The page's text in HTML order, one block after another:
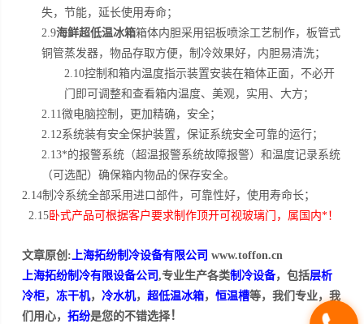
失，节能，延长使用寿命；
2.9海鲜超低温冰箱箱体内胆采用铝板喷涂工艺制作，板管式
铜管蒸发器，物品存取方便，制冷效果好，内胆易清洗；
2.10控制和箱内温度指示装置安装在箱体正面，不必开
门即可调整和查看箱内温度、美观，实用、大方；
2.11微电脑控制，更加精确，安全；
2.12系统装有安全保护装置，保证系统安全可靠的运行；
2.13*的报警系统（超温报警系统故障报警）和温度记录系统
（可选配）确保箱内物品的保存安全。
2.14制冷系统全部采用进口部件，可靠性好，使用寿命长；
2.15卧式产品可根据客户要求制作顶开可视玻璃门，属国内*！
文章原创:上海拓纷制冷设备有限公司 www.toffon.cn
上海拓纷制冷有限设备公司,专业生产各类制冷设备，包括层析
冷柜， 冻干机，冷水机，超低温冰箱，恒温槽等，我们专业，我
们用心，拓纷是您的不错选择！